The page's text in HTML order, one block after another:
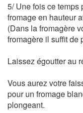
5/ Une fois ce temps
fromage en hauteur
(Dans la fromagère
fromagère il suffit de
Laissez égoutter au
Vous aurez votre
pour un fromage
plongeant.